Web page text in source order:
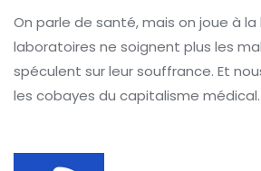
On parle de santé, mais on joue à la
laboratoires ne soignent plus les
spéculent sur leur souffrance. Et
les cobayes du capitalisme